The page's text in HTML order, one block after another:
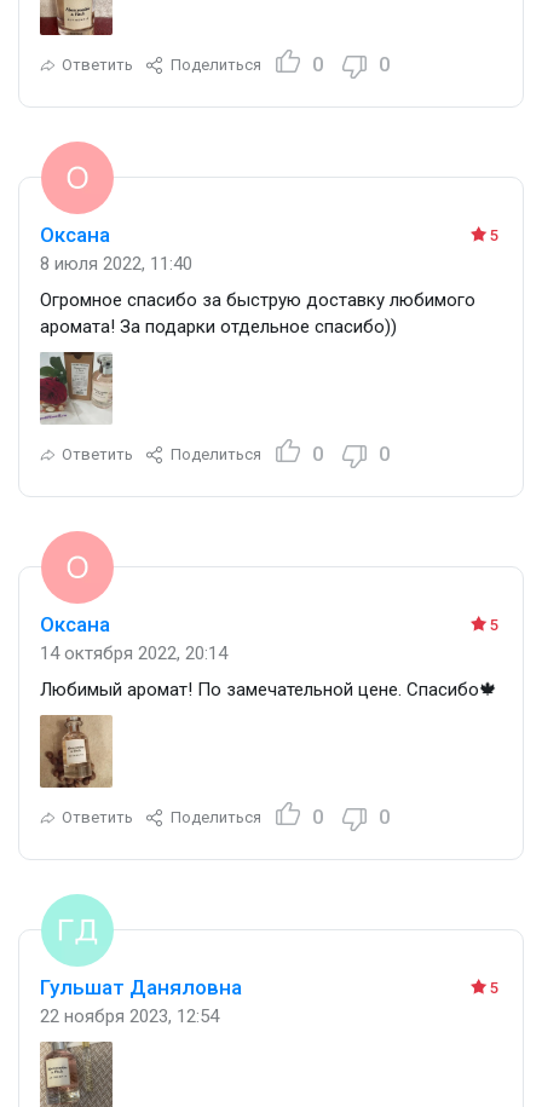
Ответить Поделиться 0 0
5
Оксана
8 июля 2022, 11:40
Огромное спасибо за быструю доставку любимого
аромата! За подарки отдельное спасибо))
Ответить Поделиться 0 0
5
Оксана
14 октября 2022, 20:14
Любимый аромат! По замечательной цене. Спасибо🍁
Ответить Поделиться 0 0
5
Гульшат Даняловна
22 ноября 2023, 12:54